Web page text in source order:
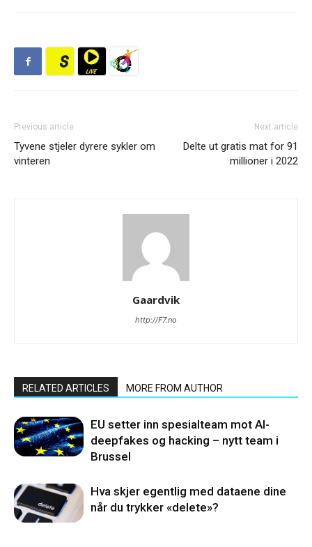
Previous article
Tyvene stjeler dyrere sykler om
vinteren
Next article
Delte ut gratis mat for 91
millioner i 2022
Gaardvik
http://F7.no
RELATED ARTICLES MORE FROM AUTHOR
EU setter inn spesialteam mot AI-
deepfakes og hacking – nytt team i
Brussel
Hva skjer egentlig med dataene dine
når du trykker «delete»?